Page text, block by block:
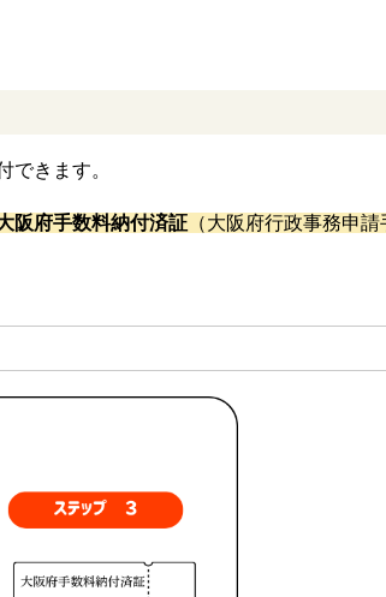
できます。
阪府手数料納付済証 （大阪府行政事務申